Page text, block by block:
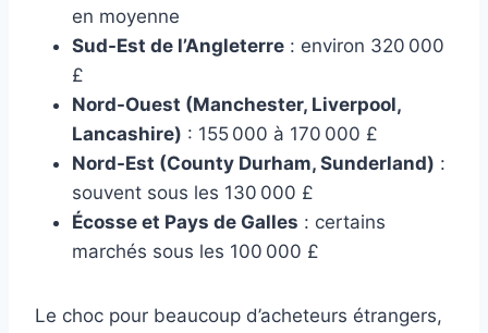
en moyenne
Sud-Est de l’Angleterre : environ 320 000
£
Nord-Ouest (Manchester, Liverpool,
Lancashire) : 155 000 à 170 000 £
Nord-Est (County Durham, Sunderland) :
souvent sous les 130 000 £
Écosse et Pays de Galles : certains
marchés sous les 100 000 £
Le choc pour beaucoup d’acheteurs étrangers,